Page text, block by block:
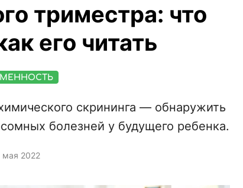
триместра: что
его читать
скрининга — обнаружить
болезней у будущего ребенка.
мая 2022